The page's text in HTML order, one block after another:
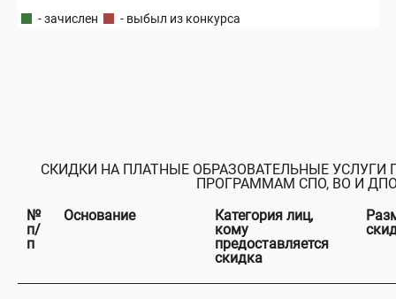
- зачислен - выбыл из конкурса
СКИДКИ НА ПЛАТНЫЕ ОБРАЗОВАТЕЛЬНЫЕ УСЛУГИ
ПРОГРАММАМ СПО, ВО И
№
п/
п
Основание
Категория лиц,
кому
предоставляется
скидка